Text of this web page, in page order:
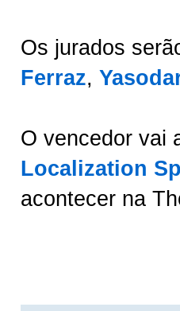
Os jurados
Ferraz,
O vencedor vai
Localization
acontecer na